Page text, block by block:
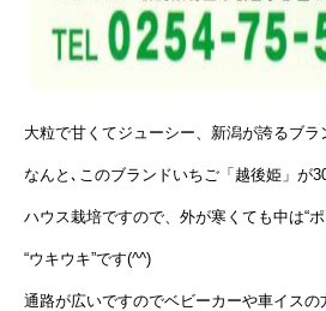
大粒で甘くてジューシー、新潟が誇るブ
なんと､このブランドいちご「越後姫」が
ハウス栽培ですので、外が寒くても中は“
“ウキウキ”です(^^)
通路が広いですのでベビーカーや車イス